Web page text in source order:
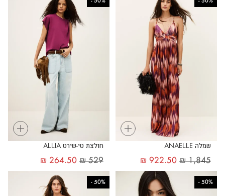
+
שמלה ANAELLE
₪1,845
₪ 922.50
+
חולצת טי-שירט ALLIA
₪529
₪ 264.50
50%
-
50%
-